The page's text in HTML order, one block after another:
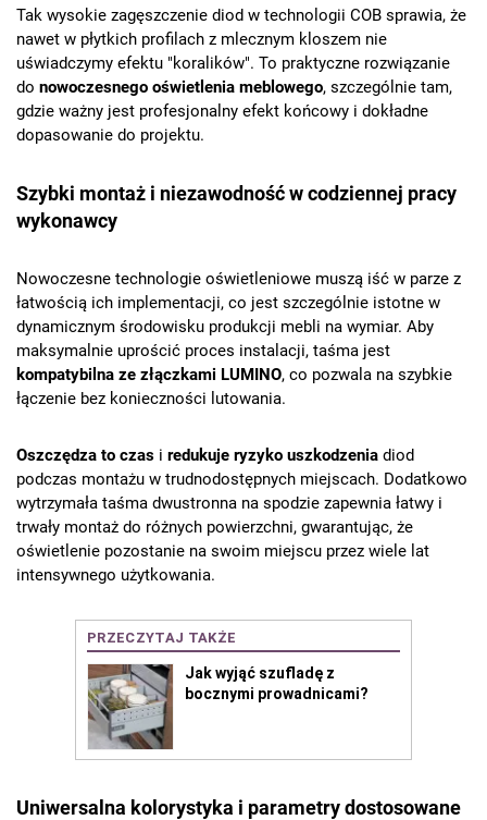
Tak wysokie zagęszczenie diod w technologii COB sprawia, że
nawet w płytkich profilach z mlecznym kloszem nie
uświadczymy efektu "koralików". To praktyczne rozwiązanie
do nowoczesnego oświetlenia meblowego, szczególnie tam,
gdzie ważny jest profesjonalny efekt końcowy i dokładne
dopasowanie do projektu.
Szybki montaż i niezawodność w codziennej pracy
wykonawcy
Nowoczesne technologie oświetleniowe muszą iść w parze z
łatwością ich implementacji, co jest szczególnie istotne w
dynamicznym środowisku produkcji mebli na wymiar. Aby
maksymalnie uprościć proces instalacji, taśma jest
kompatybilna ze złączkami LUMINO, co pozwala na szybkie
łączenie bez konieczności lutowania.
Oszczędza to czas i redukuje ryzyko uszkodzenia diod
podczas montażu w trudnodostępnych miejscach. Dodatkowo
wytrzymała taśma dwustronna na spodzie zapewnia łatwy i
trwały montaż do różnych powierzchni, gwarantując, że
oświetlenie pozostanie na swoim miejscu przez wiele lat
intensywnego użytkowania.
Uniwersalna kolorystyka i parametry dostosowane